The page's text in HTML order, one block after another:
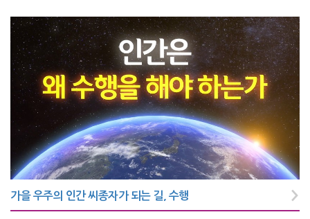
가을 우주의 인간 씨종자가 되는 길, 수행